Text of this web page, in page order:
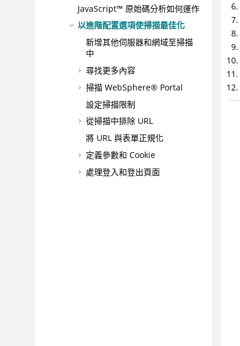
JavaScript™ 原始碼分析如何運作
以進階配置選項使掃描最佳化
新增其他伺服器和網域至掃描
中
尋找更多內容
掃描 WebSphere® Portal
設定掃描限制
從掃描中排除 URL
將 URL 與表單正規化
定義參數和 Cookie
處理登入和登出頁面